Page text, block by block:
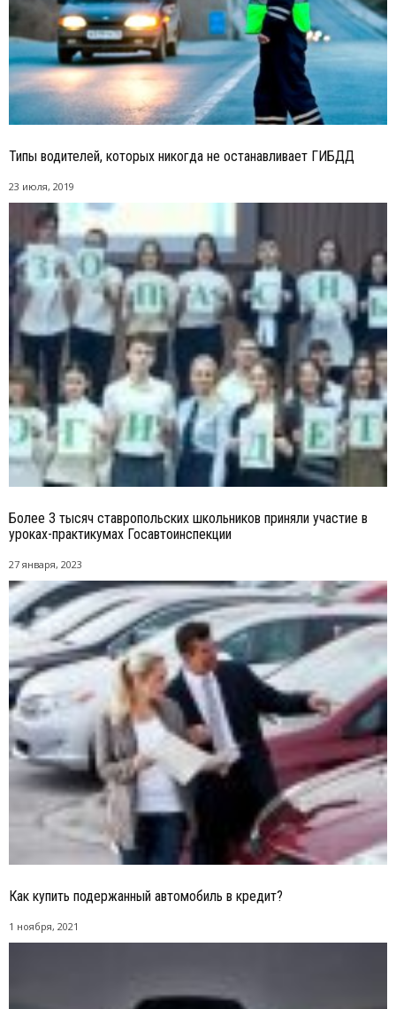
Типы водителей, которых никогда не останавливает ГИБДД
23 июля, 2019
Более 3 тысяч ставропольских школьников приняли участие в
уроках-практикумах Госавтоинспекции
27 января, 2023
Как купить подержанный автомобиль в кредит?
1 ноября, 2021